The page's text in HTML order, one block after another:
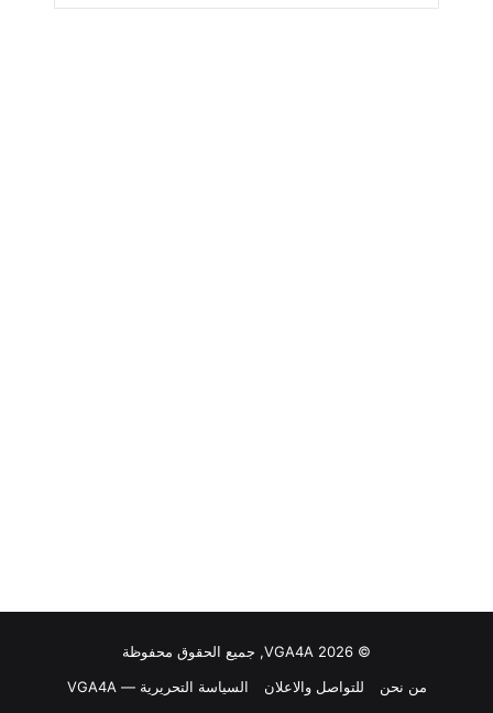
© VGA4A 2026, جميع الحقوق محفوظة
من نحن
للتواصل والاعلان السياسة التحريرية — VGA4A